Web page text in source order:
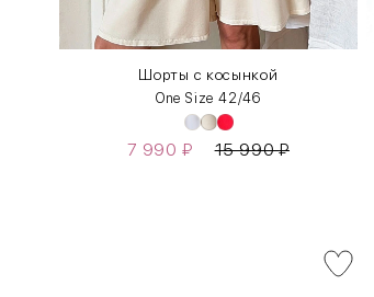
Шорты с косынкой
One Size 42/46
7 990 ₽ 15 990₽